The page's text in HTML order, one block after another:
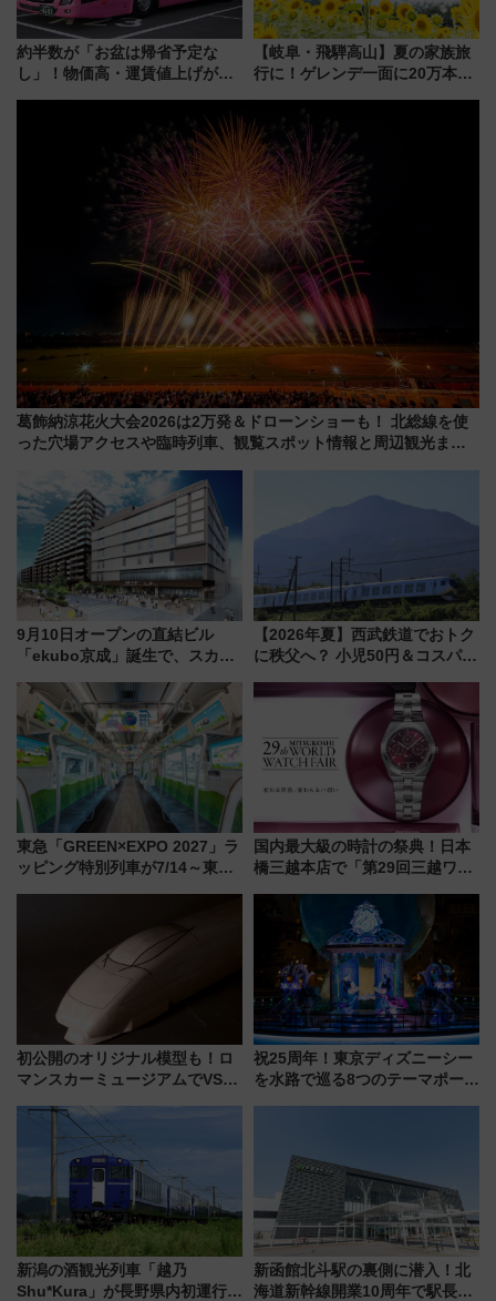
約半数が「お盆は帰省予定な
し」！物価高・運賃値上げが財
りたいけど……【WILLER お盆
【岐阜・飛騨高山】夏の家族旅
行に！ゲレンデ一面に20万本の
アひまわり園」開園
葛飾納涼花火大会2026は2万発＆ドローンショーも！ 北総線を使
った穴場アクセスや臨時列車、観覧スポット情報と周辺観光まと
9月10日オープンの直結ビル
「ekubo京成」誕生で、スカイ
新鎌ヶ谷はどう変わる？ 全テナ
ント情報も公開！
【2026年夏】西武鉄道でおトク
に秩父へ？ 小児50円＆コスパ最
族旅行！ 深夜の正丸トンネル探
検や特急ラビューも
東急「GREEN×EXPO 2027」ラ
ッピング特別列車が7/14～東
国内最大級の時計の祭典！日本
橋三越本店で「第29回三越ワー
【2026年8月5日～25日】
初公開のオリジナル模型も！ロ
マンスカーミュージアムでVSE
15日スタート
祝25周年！東京ディズニーシー
を水路で巡る8つのテーマポート
新潟の酒観光列車「越乃
Shu*Kura」が長野県内初運行！
新函館北斗駅の裏側に潜入！北
海道新幹線開業10周年で駅長